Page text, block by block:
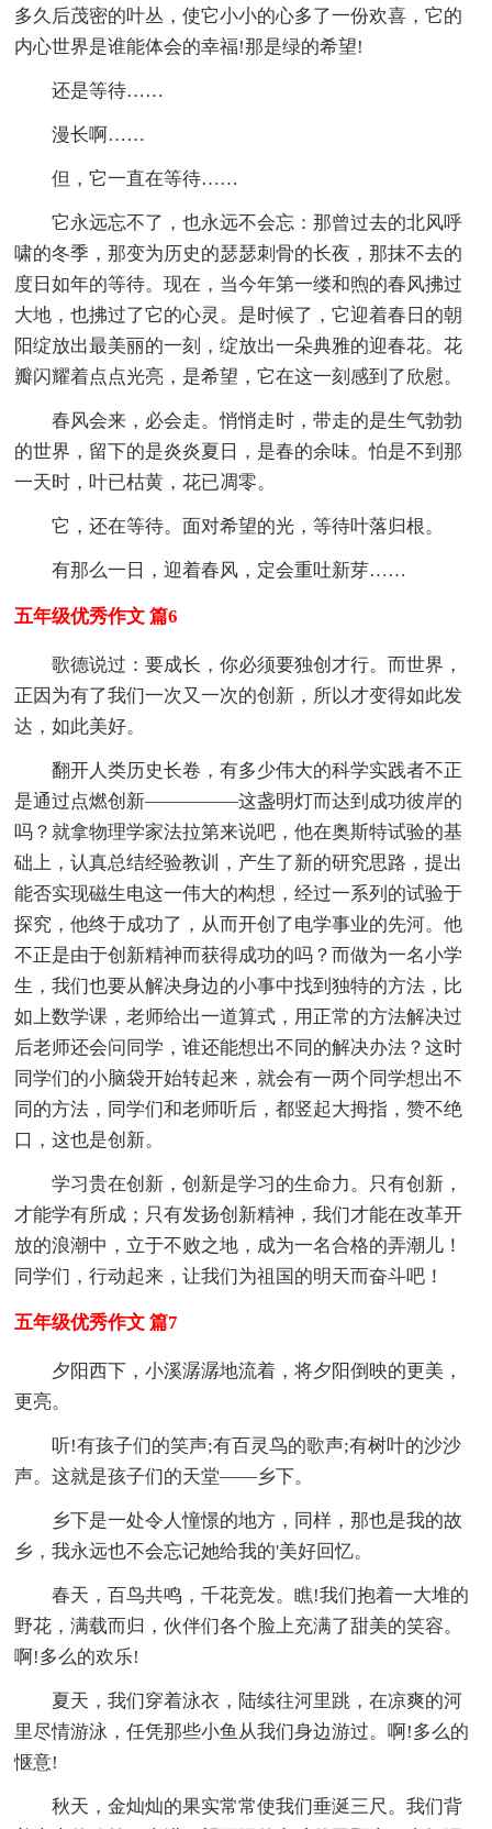
多久后茂密的叶丛，使它小小的心多了一份欢喜，它的
内心世界是谁能体会的幸福!那是绿的希望!
还是等待……
漫长啊……
但，它一直在等待……
它永远忘不了，也永远不会忘：那曾过去的北风呼
啸的冬季，那变为历史的瑟瑟刺骨的长夜，那抹不去的
度日如年的等待。现在，当今年第一缕和煦的春风拂过
大地，也拂过了它的心灵。是时候了，它迎着春日的朝
阳绽放出最美丽的一刻，绽放出一朵典雅的迎春花。花
瓣闪耀着点点光亮，是希望，它在这一刻感到了欣慰。
春风会来，必会走。悄悄走时，带走的是生气勃勃
的世界，留下的是炎炎夏日，是春的余味。怕是不到那
一天时，叶已枯黄，花已凋零。
它，还在等待。面对希望的光，等待叶落归根。
有那么一日，迎着春风，定会重吐新芽……
五年级优秀作文 篇6
歌德说过：要成长，你必须要独创才行。而世界，
正因为有了我们一次又一次的创新，所以才变得如此发
达，如此美好。
翻开人类历史长卷，有多少伟大的科学实践者不正
是通过点燃创新—————这盏明灯而达到成功彼岸的
吗？就拿物理学家法拉第来说吧，他在奥斯特试验的基
础上，认真总结经验教训，产生了新的研究思路，提出
能否实现磁生电这一伟大的构想，经过一系列的试验于
探究，他终于成功了，从而开创了电学事业的先河。他
不正是由于创新精神而获得成功的吗？而做为一名小学
生，我们也要从解决身边的小事中找到独特的方法，比
如上数学课，老师给出一道算式，用正常的方法解决过
后老师还会问同学，谁还能想出不同的解决办法？这时
同学们的小脑袋开始转起来，就会有一两个同学想出不
同的方法，同学们和老师听后，都竖起大拇指，赞不绝
口，这也是创新。
学习贵在创新，创新是学习的生命力。只有创新，
才能学有所成；只有发扬创新精神，我们才能在改革开
放的浪潮中，立于不败之地，成为一名合格的弄潮儿！
同学们，行动起来，让我们为祖国的明天而奋斗吧！
五年级优秀作文 篇7
夕阳西下，小溪潺潺地流着，将夕阳倒映的更美，
更亮。
听!有孩子们的笑声;有百灵鸟的歌声;有树叶的沙沙
声。这就是孩子们的天堂——乡下。
乡下是一处令人憧憬的地方，同样，那也是我的故
乡，我永远也不会忘记她给我的'美好回忆。
春天，百鸟共鸣，千花竞发。瞧!我们抱着一大堆的
野花，满载而归，伙伴们各个脸上充满了甜美的笑容。
啊!多么的欢乐!
夏天，我们穿着泳衣，陆续往河里跳，在凉爽的河
里尽情游泳，任凭那些小鱼从我们身边游过。啊!多么的
惬意!
秋天，金灿灿的果实常常使我们垂涎三尺。我们背